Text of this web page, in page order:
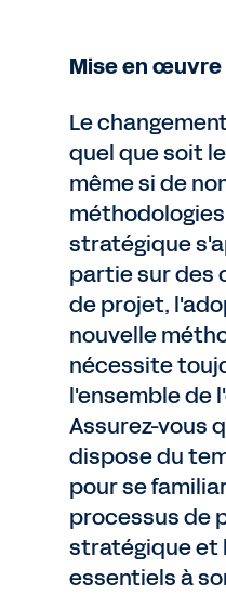
Mise en
Le
quel que soit
même si de
stratégique
partie sur des
de projet,
nouvelle
nécessite
l'ensemble de
Assurez-vous
dispose du
pour se
processus de
stratégique et
essentiels à